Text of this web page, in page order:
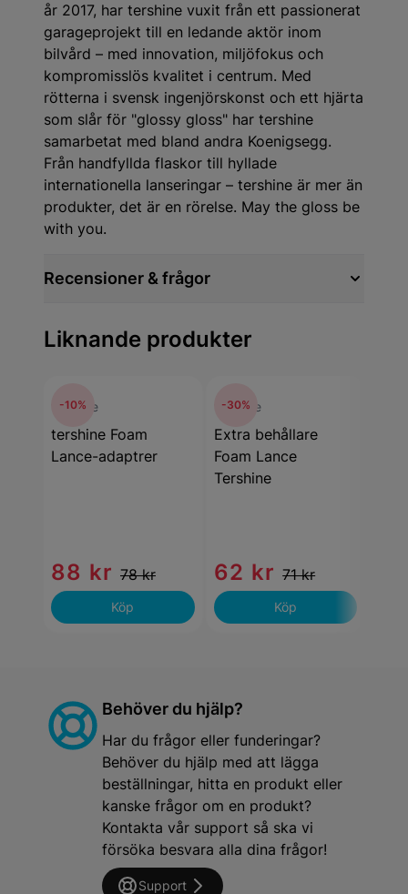
år 2017, har tershine vuxit från ett passionerat
garageprojekt till en ledande aktör inom
bilvård – med innovation, miljöfokus och
kompromisslös kvalitet i centrum. Med
rötterna i svensk ingenjörskonst och ett hjärta
som slår för "glossy gloss" har tershine
samarbetat med bland andra Koenigsegg.
Från handfyllda flaskor till hyllade
internationella lanseringar – tershine är mer än
produkter, det är en rörelse. May the gloss be
with you.
Recensioner & frågor
Liknande produkter
tershine
tershine Foam
Lance-adaptrer
-10%
88 kr 78 kr
Köp
tershine
Extra behållare
Foam Lance
Tershine
-30%
62 kr 71 kr
Köp
Behöver du hjälp?
Har du frågor eller funderingar?
Behöver du hjälp med att lägga
beställningar, hitta en produkt eller
kanske frågor om en produkt?
Kontakta vår support så ska vi
försöka besvara alla dina frågor!
Support